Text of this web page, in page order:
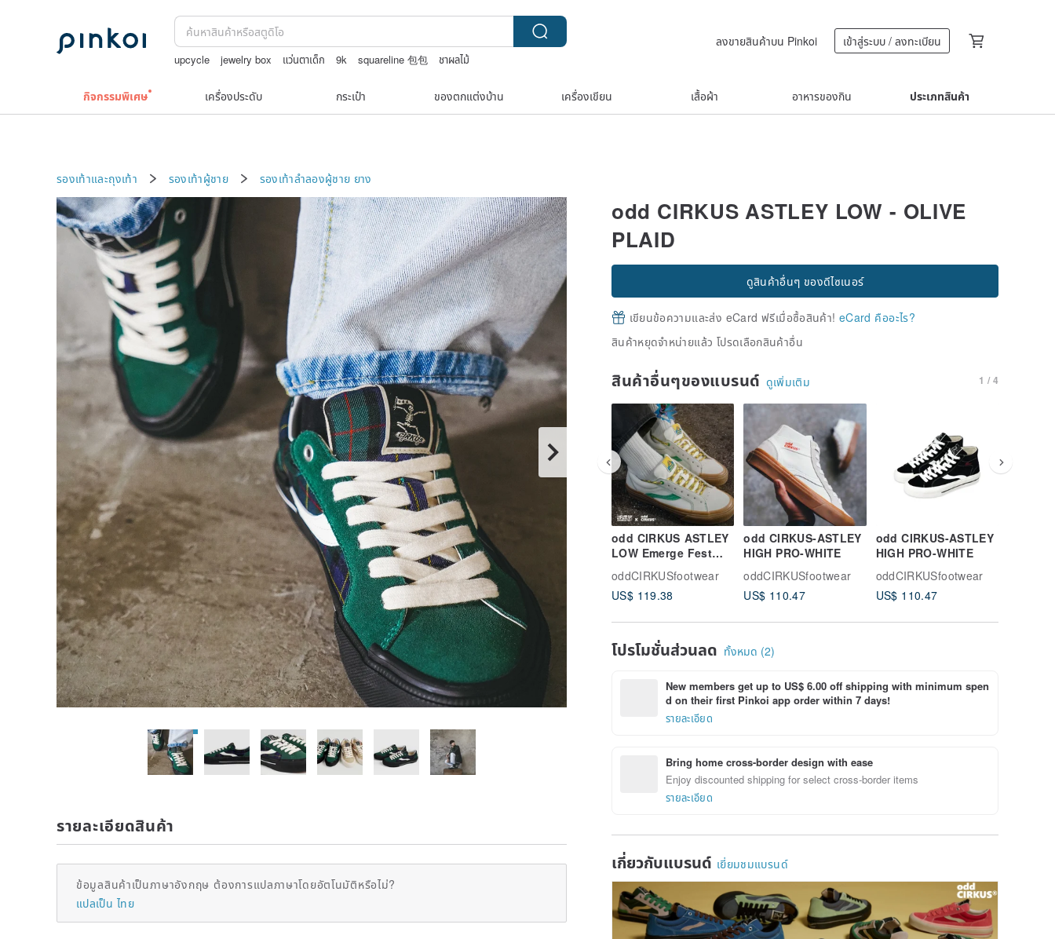
upcycle jewelry box แว่นตาเด็ก 9k squareline 包包
ชาผลไม้
ลงขายสินค้าบน Pinkoi เข้าสู่ระบบ / ลงทะเบียน
กิจกรรมพิเศษ เครื่องประดับ กระเป๋า ของตกแต่งบ้าน เครื่องเขียน เสื้อผ้า อาหารของกิน ประเภทสินค้า
รองเท้าและถุงเท้า รองเท้าผู้ชาย รองเท้าลำลองผู้ชาย ยาง
odd CIRKUS ASTLEY LOW - OLIVE
PLAID
ดูสินค้าอื่นๆ ของดีไซเนอร์
เขียนข้อความและส่ง eCard ฟรีเมื่อซื้อสินค้า! eCard คืออะไร?
สินค้าหยุดจำหน่ายแล้ว โปรดเลือกสินค้าอื่น
สินค้าอื่นๆของแบรนด์ ดูเพิ่มเติม 1 / 4
odd CIRKUS ASTLEY
LOW Emerge Fest
Shoes Skate Shoes
Low-Top Music
oddCIRKUSfootwear
US$ 119.38
odd CIRKUS-ASTLEY
HIGH PRO-WHITE
oddCIRKUSfootwear
US$ 110.47
odd CIRKUS-ASTLEY
HIGH PRO-WHITE
oddCIRKUSfootwear
US$ 110.47
โปรโมชั่นส่วนลด ทั้งหมด (2)
New members get up to US$ 6.00 off shipping with minimum spen
d on their first Pinkoi app order within 7 days!
รายละเอียด
Bring home cross-border design with ease
Enjoy discounted shipping for select cross-border items
รายละเอียด
เกี่ยวกับแบรนด์ เยี่ยมชมแบรนด์
รายละเอียดสินค้า
ข้อมูลสินค้าเป็นภาษาอังกฤษ ต้องการแปลภาษาโดยอัตโนมัติหรือไม่?
แปลเป็น ไทย